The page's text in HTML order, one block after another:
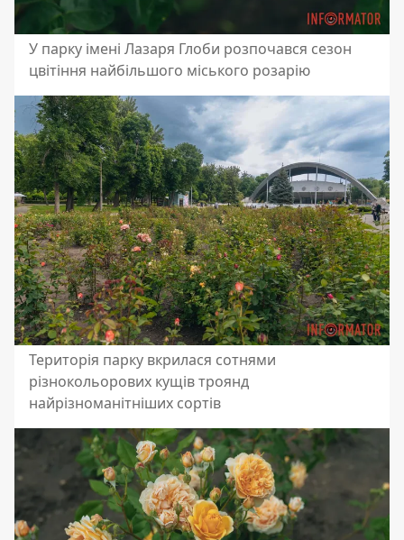
У парку імені Лазаря Глоби розпочався сезон
цвітіння найбільшого міського розарію
Територія парку вкрилася сотнями
різнокольорових кущів троянд
найрізноманітніших сортів